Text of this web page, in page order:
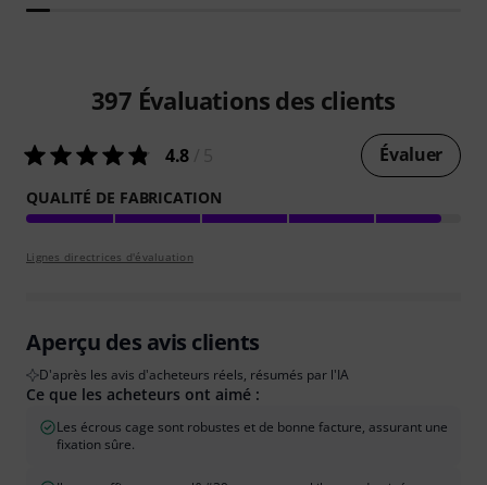
397 Évaluations des clients
4.8 Évaluer
QUALITÉ DE FABRICATION
Lignes directrices d'évaluation
Aperçu des avis clients
D'après les avis d'acheteurs réels, résumés par l'IA
Ce que les acheteurs ont aimé :
Les écrous cage sont robustes et de bonne facture, assurant une
fixation sûre.